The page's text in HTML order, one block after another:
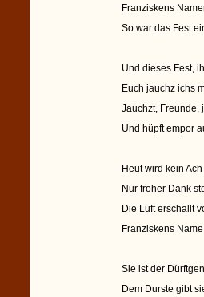
Franziskens
So war das Fest
Und dieses Fest,
Euch jauchz ichs
Jauchzt, Freunde,
Und hüpft empor
Heut wird kein
Nur froher Dank
Die Luft erschallt
Franziskens
Sie ist der
Dem Durste gibt